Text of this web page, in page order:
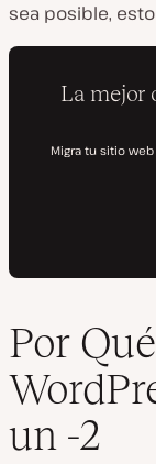
sea posible,
Por
un -2